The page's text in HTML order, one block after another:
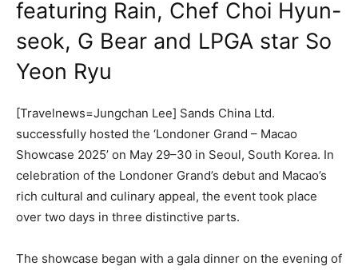
featuring Rain, Chef Choi Hyun-
seok, G Bear and LPGA star So
Yeon Ryu
[Travelnews=Jungchan Lee] Sands China Ltd.
successfully hosted the ‘Londoner Grand – Macao
Showcase 2025’ on May 29–30 in Seoul, South Korea. In
celebration of the Londoner Grand’s debut and Macao’s
rich cultural and culinary appeal, the event took place
over two days in three distinctive parts.
The showcase began with a gala dinner on the evening of